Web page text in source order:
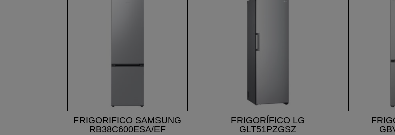
FRIGORIFICO SAMSUNG
RB38C600ESA/EF
FRIGORÍFICO LG
GLT51PZGSZ